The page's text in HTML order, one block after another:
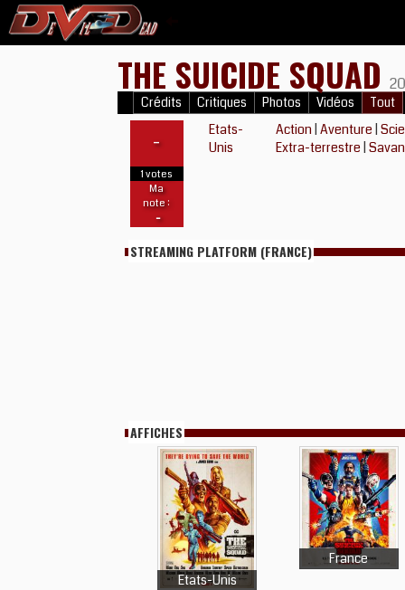
THE SUICIDE SQUAD
Crédits Critiques Photos Vidéos Tout
-
1 votes
Ma
note :
-
Etats-
Unis
Action Aventure
Extra-terrestre
STREAMING PLATFORM (FRANCE)
AFFICHES
Etats-Unis
France